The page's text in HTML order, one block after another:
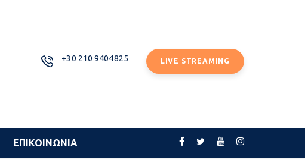
+30 210 9404825 LIVE STREAMING
ΕΠΙΚΟΙΝΩΝΙΑ